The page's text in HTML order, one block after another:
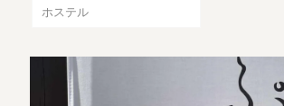
ホステル